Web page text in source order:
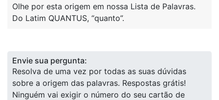
Olhe por esta origem em nossa Lista de Palavras.
Do Latim QUANTUS, “quanto”.
Envie sua pergunta:
Resolva de uma vez por todas as suas dúvidas
sobre a origem das palavras. Respostas grátis!
Ninguém vai exigir o número do seu cartão de